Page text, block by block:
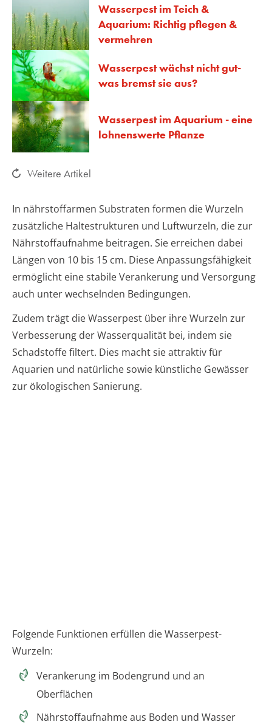
Wasserpest im Teich &
Aquarium: Richtig pflegen &
vermehren
Wasserpest wächst nicht gut-
was bremst sie aus?
Wasserpest im Aquarium - eine
lohnenswerte Pflanze
Weitere Artikel
In nährstoffarmen Substraten formen die Wurzeln
zusätzliche Haltestrukturen und Luftwurzeln, die zur
Nährstoffaufnahme beitragen. Sie erreichen dabei
Längen von 10 bis 15 cm. Diese Anpassungsfähigkeit
ermöglicht eine stabile Verankerung und Versorgung
auch unter wechselnden Bedingungen.
Zudem trägt die Wasserpest über ihre Wurzeln zur
Verbesserung der Wasserqualität bei, indem sie
Schadstoffe filtert. Dies macht sie attraktiv für
Aquarien und natürliche sowie künstliche Gewässer
zur ökologischen Sanierung.
Folgende Funktionen erfüllen die Wasserpest-
Wurzeln:
Verankerung im Bodengrund und an
Oberflächen
Nährstoffaufnahme aus Boden und Wasser